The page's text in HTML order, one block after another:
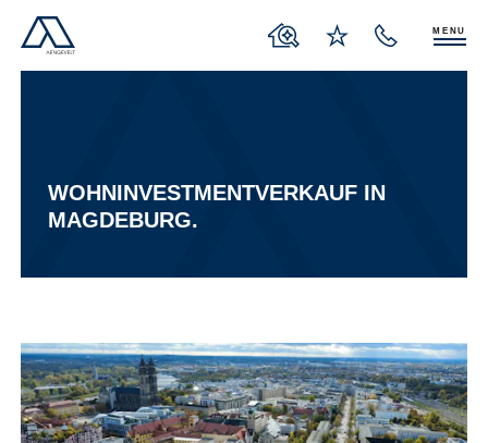
MENU
WOHNINVESTMENTVERKAUF IN
MAGDEBURG.